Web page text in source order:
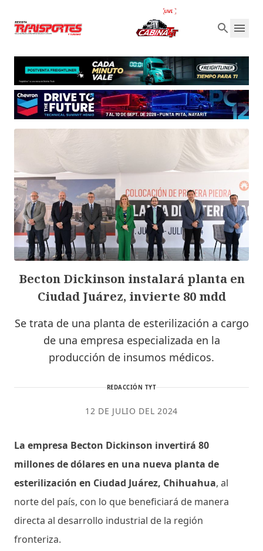
Becton Dickinson instalará planta en
Ciudad Juárez, invierte 80 mdd
Se trata de una planta de esterilización a cargo
de una empresa especializada en la
producción de insumos médicos.
REDACCIÓN TYT
12 DE JULIO DEL 2024
La empresa Becton Dickinson invertirá 80
millones de dólares en una nueva planta de
esterilización en Ciudad Juárez, Chihuahua, al
norte del país, con lo que beneficiará de manera
directa al desarrollo industrial de la región
fronteriza.